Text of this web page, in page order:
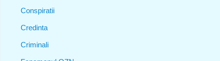
Conspiratii
Credinta
Criminali